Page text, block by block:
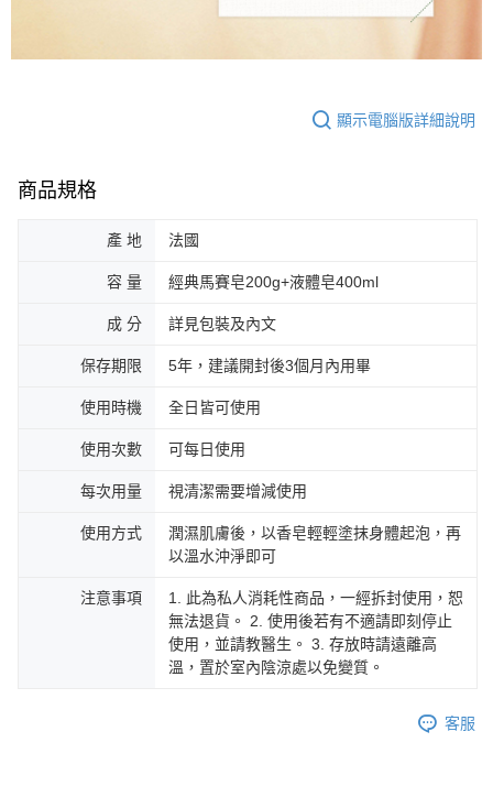
顯示電腦版詳細說明
商品規格
產 地 法國
容 量 經典馬賽皂200g+液體皂400ml
成 分 詳見包裝及內文
保存期限 5年，建議開封後3個月內用畢
使用時機 全日皆可使用
使用次數 可每日使用
每次用量 視清潔需要增減使用
使用方式
潤濕肌膚後，以香皂輕輕塗抹身體起泡，再
以溫水沖淨即可
注意事項
1. 此為私人消耗性商品，一經拆封使用，恕
無法退貨。 2. 使用後若有不適請即刻停止
使用，並請教醫生。 3. 存放時請遠離高
溫，置於室內陰涼處以免變質。
客服